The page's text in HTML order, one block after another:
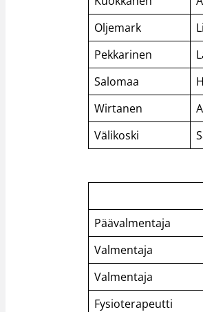
Oljemark
Pekkarinen
Salomaa
Wirtanen
Välikoski
Päävalmentaja
Valmentaja
Valmentaja
Fysioterapeutti